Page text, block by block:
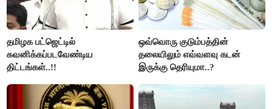
தமிழக பட்ஜெட்டில்
கவனிக்கப்படவேண்டிய
திட்டங்கள்..!!
ஒவ்வொரு குடும்பத்தின்
தலையிலும் எவ்வளவு கடன்
இருக்கு தெரியுமா..?